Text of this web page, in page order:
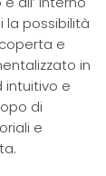
la possibilità
e
in
intuitivo e
di
e